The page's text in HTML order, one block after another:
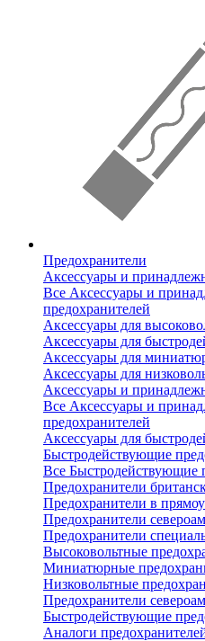
Предохранители
Аксессуары и
Все Аксессуары и
предохранителей
Аксессуары для
Аксессуары для
Аксессуары для
Аксессуары для
Аксессуары и
Все Аксессуары и
предохранителей
Аксессуары для
Быстродействующие
Все Быстродействующие
Предохранители
Предохранители в
Предохранители
Предохранители
Высоковольтные
Миниатюрные
Низковольтные
Предохранители
Быстродействующие
Аналоги